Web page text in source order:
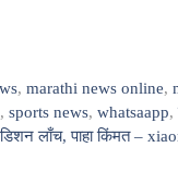
,marathi news online,
, sports news, whatsaapp,
लाँच, पाहा किंमत –